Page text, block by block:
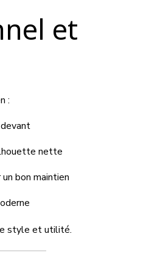
et
:
nette
bon maintien
style et utilité.